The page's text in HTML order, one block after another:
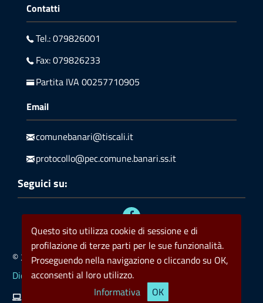
Questo sito utilizza cookie di sessione e di
profilazione di terze parti per le sue funzionalità.
Proseguendo nella navigazione o cliccando su OK,
acconsenti al loro utilizzo.
Informativa
OK
Contatti
Tel.: 079826001
Fax: 079826233
Partita IVA 00257710905
Email
comunebanari@tiscali.it
protocollo@pec.comune.banari.ss.it
Seguici su:
© 2023 Comune di Banari Privacy Policy cookie
Dichiarazione di accessibilità
Valid HTML5 Valid CSS